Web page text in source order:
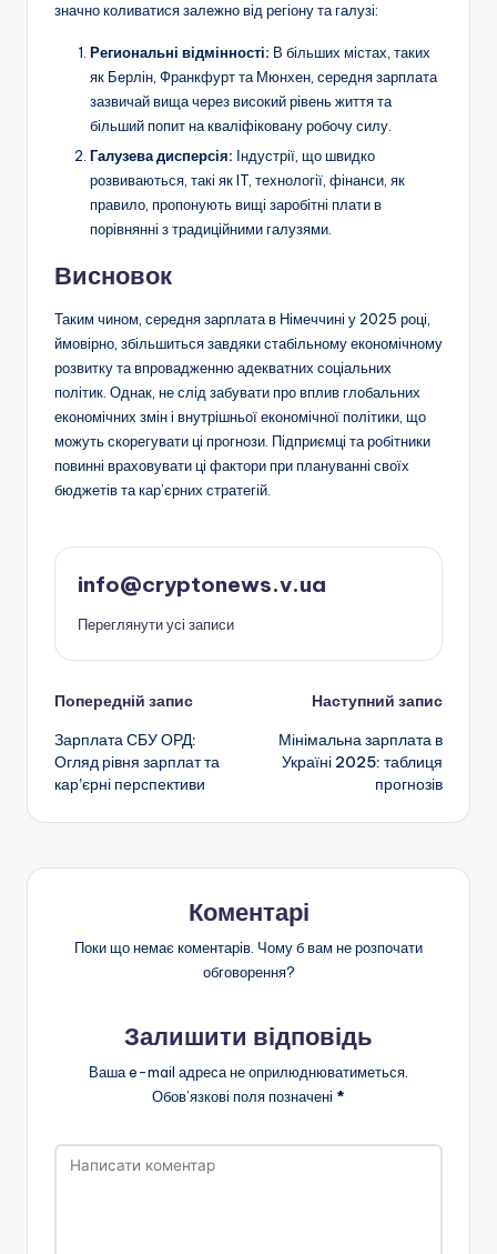
значно коливатися залежно від регіону та галузі:
Региональні відмінності: В більших містах, таких
як Берлін, Франкфурт та Мюнхен, середня зарплата
зазвичай вища через високий рівень життя та
більший попит на кваліфіковану робочу силу.
Галузева дисперсія: Індустрії, що швидко
розвиваються, такі як IT, технології, фінанси, як
правило, пропонують вищі заробітні плати в
порівнянні з традиційними галузями.
Висновок
Таким чином, середня зарплата в Німеччині у 2025 році,
ймовірно, збільшиться завдяки стабільному економічному
розвитку та впровадженню адекватних соціальних
політик. Однак, не слід забувати про вплив глобальних
економічних змін і внутрішньої економічної політики, що
можуть скорегувати ці прогнози. Підприємці та робітники
повинні враховувати ці фактори при плануванні своїх
бюджетів та кар’єрних стратегій.
info@cryptonews.v.ua
Переглянути усі записи
Навігація
по
запису
Попередній запис
Зарплата СБУ ОРД:
Огляд рівня зарплат та
кар’єрні перспективи
Наступний запис
Мінімальна зарплата в
Україні 2025: таблиця
прогнозів
Коментарі
Поки що немає коментарів. Чому б вам не розпочати
обговорення?
Залишити відповідь
Ваша e-mail адреса не оприлюднюватиметься.
Обов’язкові поля позначені *